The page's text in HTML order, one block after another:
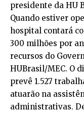
presidente da HU
Quando estiver
hospital contará
300 milhões por
recursos do
HUBrasil/MEC. O
prevê 1.527
atuarão na
administrativas.